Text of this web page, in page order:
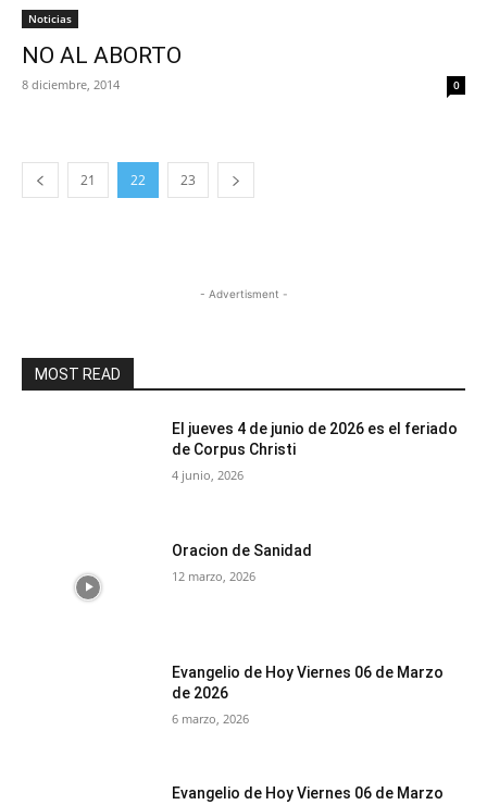
Noticias
NO AL ABORTO
8 diciembre, 2014 0
21 22 23
- Advertisment -
MOST READ
El jueves 4 de junio de 2026 es el feriado
de Corpus Christi
4 junio, 2026
Oracion de Sanidad
12 marzo, 2026
Evangelio de Hoy Viernes 06 de Marzo
de 2026
6 marzo, 2026
Evangelio de Hoy Viernes 06 de Marzo